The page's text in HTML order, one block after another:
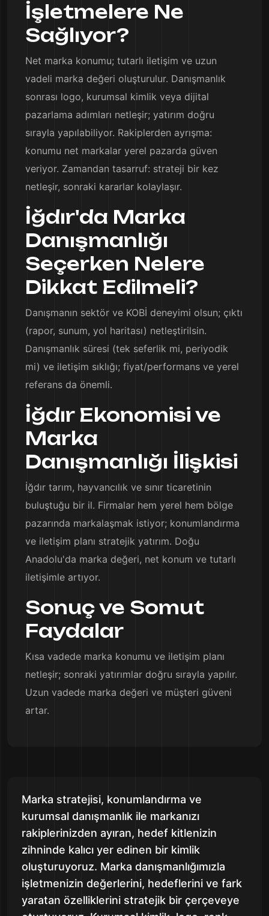
İşletmelere Ne
Sağlıyor?
Net marka konumu; tutarlı iletişim ve uzun
vadeli marka değeri oluşturulur. Danışmanlık
sonrası logo, kurumsal kimlik veya dijital
pazarlama adımları netleşir; yatırım doğru
sırayla yapılabiliyor. Rakiplerden ayrışma:
konumu net markalar yerel pazarda güven
veriyor. Zamandan tasarruf: strateji bir kez
netleşir, sonraki kararlar kolaylaşır.
İğdır'da Marka
Danışmanlığı
Seçerken Nelere
Dikkat Edilmeli?
Danışmanın sektör ve KOBİ deneyimi olsun; çıktı
(rapor, sunum, yol haritası) netleştirilsin.
Danışmanlık süresi (tek seferlik mi, periyodik
mi) ve iletişim sıklığı; fiyat/performans ve yerel
referans da önemli.
İğdır Ekonomisi ve
Marka
Danışmanlığı İlişkisi
İğdır tarım, hayvancılık ve sınır ticaretinin
buluştuğu bir il. Firmalar hem yerel hem bölge
pazarında markalaşmak istiyor; konumlandırma
ve iletişim planı stratejik yatırım. Doğu
Anadolu'da marka değeri, net konum ve tutarlı
iletişimle artıyor.
Sonuç ve Somut
Faydalar
Kısa vadede marka konumu ve iletişim planı
netleşir; sonraki yatırımlar doğru sırayla yapılır.
Uzun vadede marka değeri ve müşteri güveni
artar.
Marka stratejisi, konumlandırma ve
kurumsal danışmanlık ile markanızı
rakiplerinizden ayıran, hedef kitlenizin
zihninde kalıcı yer edinen bir kimlik
oluşturuyoruz. Marka danışmanlığımızla
işletmenizin değerlerini, hedeflerini ve fark
yaratan özelliklerini stratejik bir çerçeveye